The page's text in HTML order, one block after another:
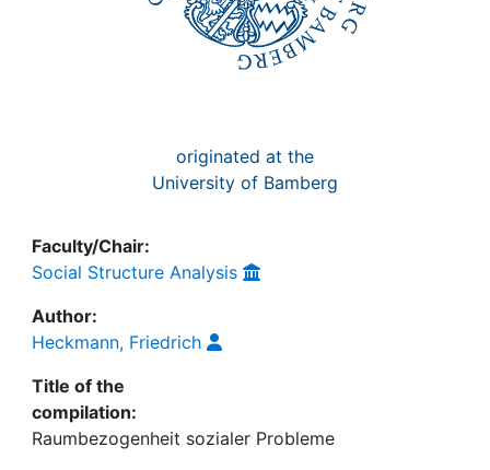
originated at the
University of Bamberg
Faculty/Chair:
Social Structure Analysis
Author:
Heckmann, Friedrich
Title of the
compilation:
Raumbezogenheit sozialer Probleme